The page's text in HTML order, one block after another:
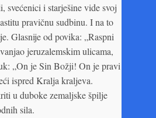
svećenici i starješine vide svoj
pravičnu sudbinu. I na to
Glasnije od povika: „Raspni
jeruzalemskim ulicama,
„On je Sin Božji! On je pravi
ispred Kralja kraljeva.
u duboke zemaljske špilje
sila.